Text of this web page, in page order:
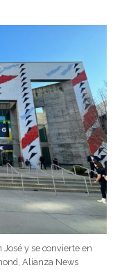
José y se convierte en
Alianza News